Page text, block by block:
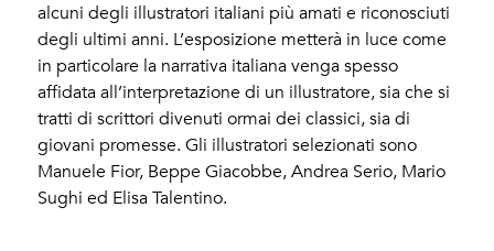
alcuni degli illustratori italiani più amati e riconosciuti
degli ultimi anni. L’esposizione metterà in luce come
in particolare la narrativa italiana venga spesso
affidata all’interpretazione di un illustratore, sia che si
tratti di scrittori divenuti ormai dei classici, sia di
giovani promesse. Gli illustratori selezionati sono
Manuele Fior, Beppe Giacobbe, Andrea Serio, Mario
Sughi ed Elisa Talentino.